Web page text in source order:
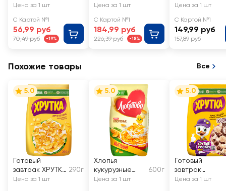
Клубника 3,5%,
Цена за 1 шт
С Картой №1
56,99 руб
70,49 руб -19%
NORDIC
Цена за 1 шт
С Картой №1
184,99 руб
226,39 руб -18%
нное
ШИНО 3,2%,
без змж
Цена за 1 шт
С Картой №1
149,99 руб
157,89 руб
Похожие товары Все
5.0
Готовый
завтрак ХРУТКА
Хлопья
290г
Цена за 1 шт
5.0
Хлопья
кукурузные
ЛЮБЯТОВО
600г
Цена за 1 шт
5.0
Готовый
завтрак
ХРУТКА Duo,
Цена за 1 шт